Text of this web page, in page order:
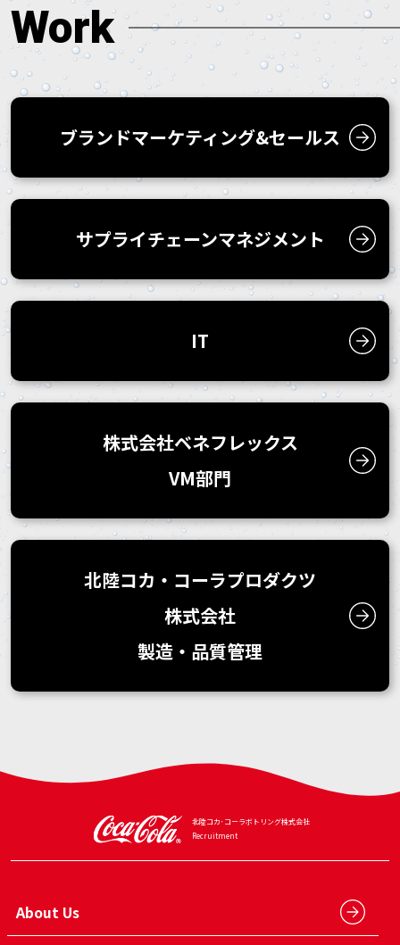
Work
ブランドマーケティング&セールス
サプライチェーンマネジメント
IT
株式会社ベネフレックス
VM部門
北陸コカ・コーラプロダクツ
株式会社
製造・品質管理
北陸コカ･コーラボトリング株式会社
Recruitment
About Us